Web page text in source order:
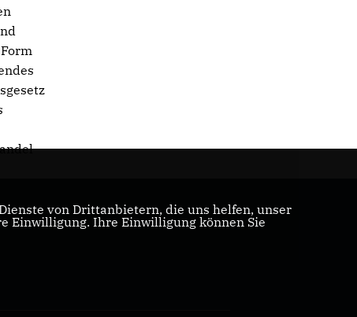
von Drittanbietern, die uns helfen, unser
Einwilligung. Ihre Einwilligung können Sie